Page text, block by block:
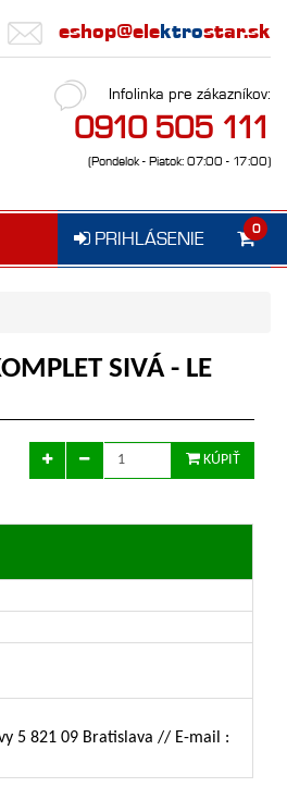
eshop@elektrostar.sk
Infolinka pre zákazníkov:
0910 505 111
(Pondelok - Piatok: 07:00 - 17:00)
PRIHLÁSENIE 0
SIVÁ - LE
KÚPIŤ
5 821 09 Bratislava // E-mail :